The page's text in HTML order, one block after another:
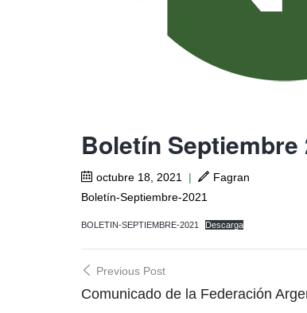
Boletín Septiembre
octubre 18, 2021 |
Fagran
Boletín-Septiembre-2021
BOLETIN-SEPTIEMBRE-2021 Descarga
Post
navigation
Previous Post
Comunicado de la Federación